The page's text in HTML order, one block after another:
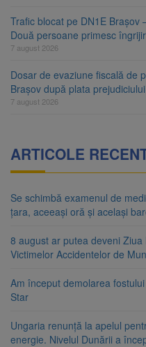
Trafic blocat pe DN1E Brașov
Două persoane primesc
7 august 2026
Dosar de evaziune fiscală de
Brașov după plata prejudiciului
7 august 2026
ARTICOLE
Se schimbă examenul de
țara, aceeași oră și același
8 august ar putea deveni
Victimelor Accidentelor de
Am început demolarea
Star
Ungaria renunță la apelul
energie. Nivelul Dunării a